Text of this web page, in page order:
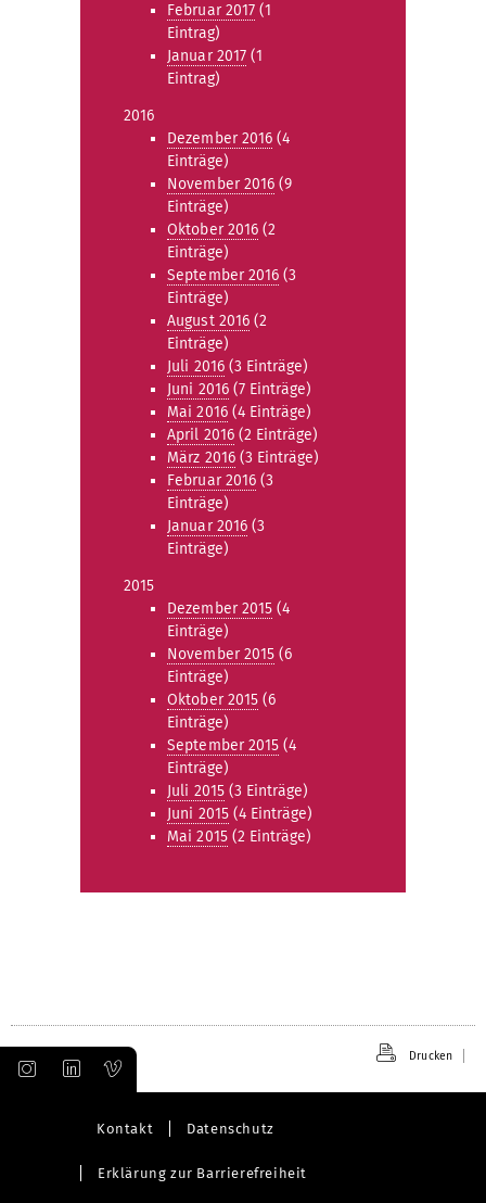
Februar 2017 (1
Eintrag)
Januar 2017 (1
Eintrag)
2016
Dezember 2016 (4
Einträge)
November 2016 (9
Einträge)
Oktober 2016 (2
Einträge)
September 2016 (3
Einträge)
August 2016 (2
Einträge)
Juli 2016(3 Einträge)
Juni 2016(7 Einträge)
Mai 2016(4 Einträge)
April 2016 (2 Einträge)
März 2016(3 Einträge)
Februar 2016 (3
Einträge)
Januar 2016 (3
Einträge)
2015
Dezember 2015 (4
Einträge)
November 2015 (6
Einträge)
Oktober 2015 (6
Einträge)
September 2015 (4
Einträge)
Juli 2015(3 Einträge)
Juni 2015(4 Einträge)
Mai 2015(2 Einträge)
Drucken
Kontakt Datenschutz
Erklärung zur Barrierefreiheit